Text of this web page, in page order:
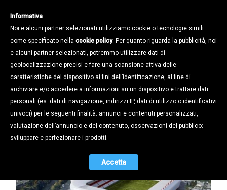
STADIO PLEBISCITO SÌ, NO, FORSE.
L’OPINIONE DEI NOSTRI
IMPREDITORI
23.08.2016
Informativa
Noi e alcuni partner selezionati utilizziamo cookie o tecnologie simili
come specificato nella cookie policy. Per quanto riguarda la pubblicità, noi
e alcuni partner selezionati, potremmo utilizzare dati di
geolocalizzazione precisi e fare una scansione attiva delle
caratteristiche del dispositivo ai fini dell’identificazione, al fine di
archiviare e/o accedere a informazioni su un dispositivo e trattare dati
personali (es. dati di navigazione, indirizzi IP, dati di utilizzo o identificativi
univoci) per le seguenti finalità: annunci e contenuti personalizzati,
valutazione dell’annuncio e del contenuto, osservazioni del pubblico;
sviluppare e perfezionare i prodotti.
Accetta